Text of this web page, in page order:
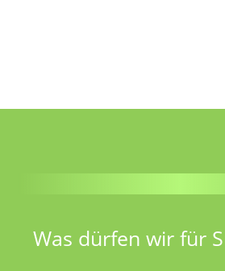
Was dürfen wir für